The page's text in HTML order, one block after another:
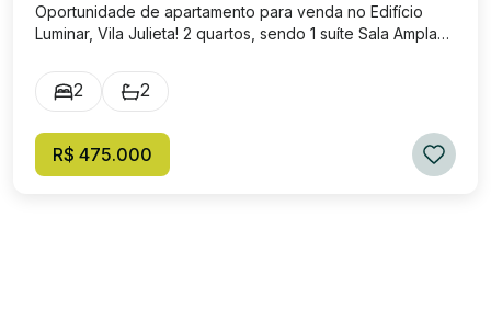
Oportunidade de apartamento para venda no Edifício
Luminar, Vila Julieta! 2 quartos, sendo 1 suíte Sala Ampla
Banheiro Social. Cozinha ampla e iluminada Garagem
para 1 veículo. Apartamento de frente, com móveis
Condomínio: R$ 340,00 (com água e gás incluso)
2 2
R$ 475.000